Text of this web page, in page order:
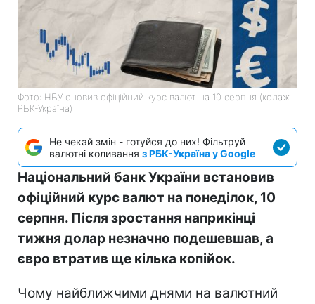
Фото: НБУ оновив офіційний курс валют на 10 серпня (колаж
РБК-Україна)
Не чекай змін - готуйся до них! Фільтруй
валютні коливання з РБК-Україна у Google
Національний банк України встановив
офіційний курс валют на понеділок, 10
серпня. Після зростання наприкінці
тижня долар незначно подешевшав, а
євро втратив ще кілька копійок.
Чому найближчими днями на валютний